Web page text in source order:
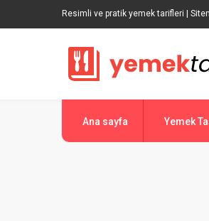
Resimli ve pratik yemek tarifleri |
Ana sayfa Yemek